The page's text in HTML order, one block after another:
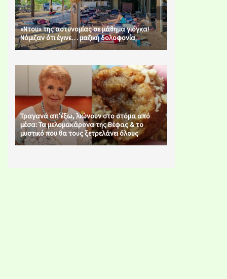
«Ντου» της αστυνομίας σε μάθημα γιόγκα!
Νόμιζαν ότι έγινε… μαζική δολοφονία
Τραγανά απ’έξω, λιώνουν στο στόμα από
μέσα: Τα μελομακάρονα της Βέφας & το
μυστικό που θα τους ξετρελάνει όλους